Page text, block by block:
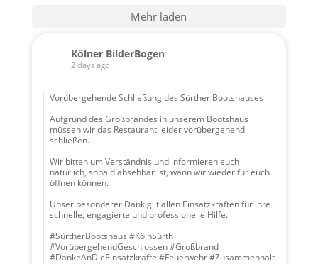
Mehr laden
Kölner BilderBogen
2 days ago
Vorübergehende Schließung des Sürther Bootshauses
Aufgrund des Großbrandes in unserem Bootshaus
müssen wir das Restaurant leider vorübergehend
schließen.
Wir bitten um Verständnis und informieren euch
natürlich, sobald absehbar ist, wann wir wieder für euch
öffnen können.
Unser besonderer Dank gilt allen Einsatzkräften für ihre
schnelle, engagierte und professionelle Hilfe.
#SürtherBootshaus #KölnSürth
#VorübergehendGeschlossen #Großbrand
#DankeAnDieEinsatzkräfte #Feuerwehr #Zusammenhalt